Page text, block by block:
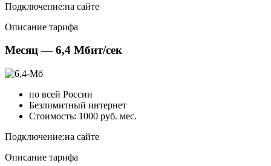
Подключение:на сайте
Описание тарифа
Месяц — 6,4 Мбит/сек
по всей России
Безлимитный интернет
Стоимость: 1000 руб. мес.
Подключение:на сайте
Описание тарифа